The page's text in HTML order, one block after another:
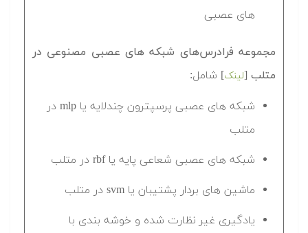
های عصبی
مجموعه فرادرس‌های شبکه های عصبی مصنوعی در
متلب [لینک] شامل:
شبکه های عصبی پرسپترون چندلایه یا mlp در
متلب
شبکه های عصبی شعاعی پایه یا rbf در متلب
ماشین های بردار پشتیبان یا svm در متلب
یادگیری غیر نظارت شده و خوشه بندی با